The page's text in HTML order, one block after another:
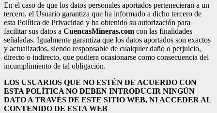
En el caso de que los datos personales aportados pertenecieran a un
tercero, el Usuario garantiza que ha informado a dicho tercero de
esta Política de Privacidad y ha obtenido su autorización para
facilitar sus datos a CuencasMineras.com con las finalidades
señaladas. Igualmente garantiza que los datos aportados son exactos
y actualizados, siendo responsable de cualquier daño o perjuicio,
directo o indirecto, que pudiera ocasionarse como consecuencia del
incumplimiento de tal obligación.
LOS USUARIOS QUE NO ESTÉN DE ACUERDO CON
ESTA POLÍTICA NO DEBEN INTRODUCIR NINGÚN
DATO A TRAVÉS DE ESTE SITIO WEB, NI ACCEDER AL
CONTENIDO DE ESTA WEB